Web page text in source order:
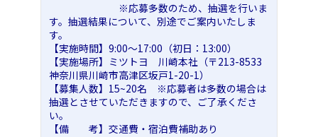
※応募多数のため、抽選を行いま
す。抽選結果について、別途でご案内いたしま
す。
【実施時間】9:00～17:00（初日：13:00）
【実施場所】ミツトヨ 川崎本社（〒213-8533
神奈川県川崎市高津区坂戸1-20-1）
【募集人数】15~20名 ※応募者は多数の場合は
抽選とさせていただきますので、ご了承くださ
い。
【備 考】交通費・宿泊費補助あり